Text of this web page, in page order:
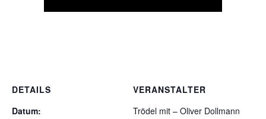
DETAILS
Datum:
VERANSTALTER
Trödel mit – Oliver Dollmann